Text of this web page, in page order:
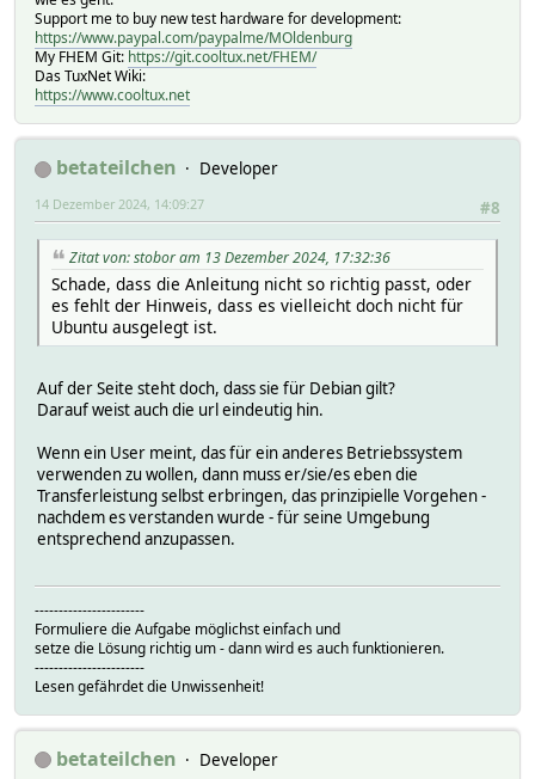
Support me to buy new test hardware for development:
https://www.paypal.com/paypalme/MOldenburg
My FHEM Git: https://git.cooltux.net/FHEM/
Das TuxNet Wiki:
https://www.cooltux.net
betateilchen
Developer
#8
14 Dezember 2024, 14:09:27
Zitat von: stobor am 13 Dezember 2024, 17:32:36
Schade, dass die Anleitung nicht so richtig passt, oder
es fehlt der Hinweis, dass es vielleicht doch nicht für
Ubuntu ausgelegt ist.
Auf der Seite steht doch, dass sie für Debian gilt?
Darauf weist auch die url eindeutig hin.
Wenn ein User meint, das für ein anderes Betriebssystem
verwenden zu wollen, dann muss er/sie/es eben die
Transferleistung selbst erbringen, das prinzipielle Vorgehen -
nachdem es verstanden wurde - für seine Umgebung
entsprechend anzupassen.
-----------------------
Formuliere die Aufgabe möglichst einfach und
setze die Lösung richtig um - dann wird es auch funktionieren.
-----------------------
Lesen gefährdet die Unwissenheit!
betateilchen
Developer